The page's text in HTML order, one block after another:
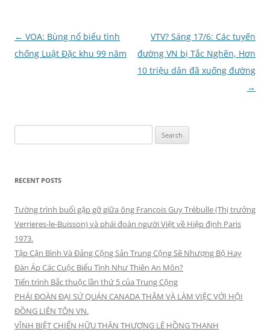
Post
navigation
← VOA: Bùng nổ biểu tình
chống Luật Đặc khu 99 năm
VTV? Sáng 17/6: Các tuyến
đường VN bị Tắc Nghẽn, Hơn
10 triệu dân đã xuống đường
→
for:
RECENT POSTS
Tường trình buổi gặp gỡ giữa ông François Guy Trébulle (Thị trưởng
Verrieres-le-Buisson) và phái đoàn người Việt về Hiệp định Paris
1973.
Tập Cận Bình Và Đảng Cộng Sản Trung Cộng Sẽ Nhượng Bộ Hay
Đàn Áp Các Cuộc Biểu Tình Như Thiên An Môn?
Tiến trình Bắc thuộc lần thứ 5 của Trung Cộng
PHÁI ĐOÀN ĐẠI SỨ QUÁN CANADA THĂM VÀ LÀM VIỆC VỚI HỘI
ĐỒNG LIÊN TÔN VN.
VĨNH BIỆT CHIẾN HỮU THÂN THƯƠNG LÊ HỒNG THANH